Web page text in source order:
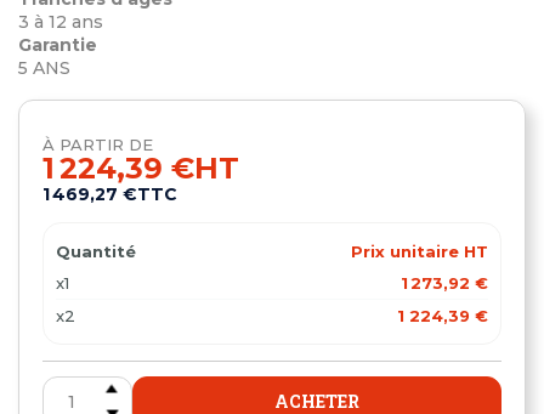
3 à 12 ans
Garantie
5 ANS
À PARTIR DE
1 224,39 €HT
1 469,27 €TTC
Quantité
Prix unitaire HT
x1
1 273,92 €
x2
1 224,39 €
ACHETER